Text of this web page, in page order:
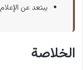
يبتعد عن الإعلام
الخلاصة